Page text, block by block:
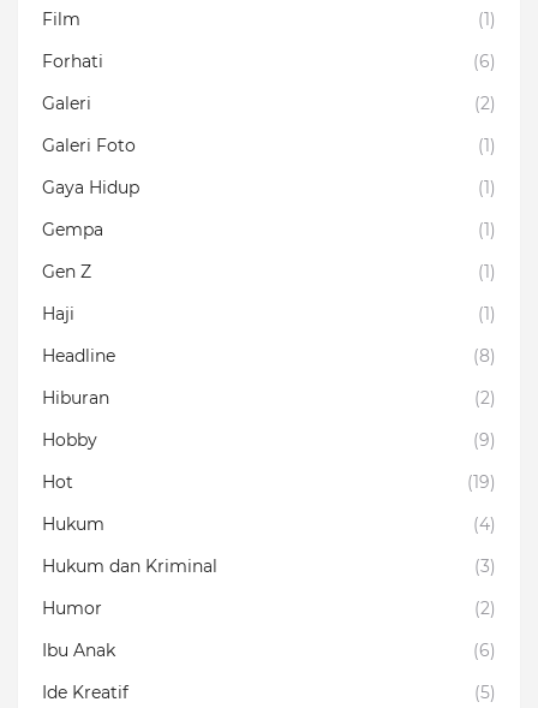
Film
(1)
Forhati
(6)
Galeri
(2)
Galeri Foto
(1)
Gaya Hidup
(1)
Gempa
(1)
Gen Z
(1)
Haji
(1)
Headline
(8)
Hiburan
(2)
Hobby
(9)
Hot
(19)
Hukum
(4)
Hukum dan Kriminal
(3)
Humor
(2)
Ibu Anak
(6)
Ide Kreatif
(5)